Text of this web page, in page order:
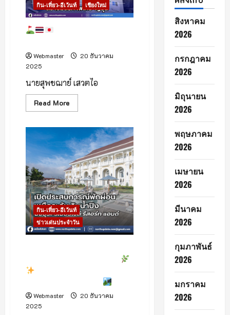
น.
กิน-เที่ยว-อีเว้นท์ เชียงใหม่
Webmaster
20 ธันวาคม
2025
นายสุพชฌาย์ เสวตไอ
Read More
more
กอล์ฟ
เชื่อม
โลก
สร้าง
มิตรภาพ
ไทย–
ญี่ปุ่น
กิน-เที่ยว-อีเว้นท์
ข่าวเด่นประจำวัน
Webmaster
20 ธันวาคม
2025
สิงหาคม
2026
กรกฎาคม
2026
มิถุนายน
2026
พฤษภาคม
2026
เมษายน
2026
มีนาคม
2026
กุมภาพันธ์
2026
มกราคม
2026